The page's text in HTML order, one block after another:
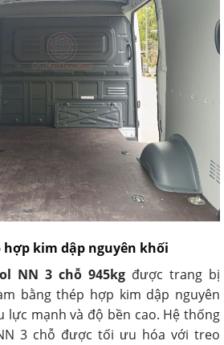
hợp kim dập nguyên khối
NN 3 chỗ 945kg được trang bị
bằng thép hợp kim dập nguyên
lực mạnh và độ bền cao. Hệ thống
3 chỗ được tối ưu hóa với treo